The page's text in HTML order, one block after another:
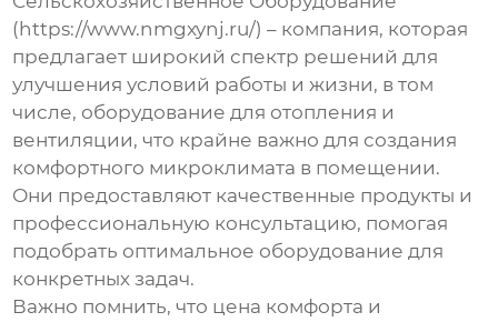
(https://www.nmgxynj.ru/) – компания, которая
предлагает широкий спектр решений для
улучшения условий работы и жизни, в том
числе, оборудование для отопления и
вентиляции, что крайне важно для создания
комфортного микроклимата в помещении.
Они предоставляют качественные продукты и
профессиональную консультацию, помогая
подобрать оптимальное оборудование для
конкретных задач.
Важно помнить, что цена комфорта и